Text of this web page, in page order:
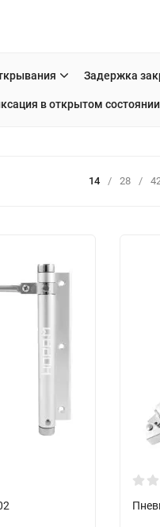
Задержка
в открытом состоянии
14 / 28 /